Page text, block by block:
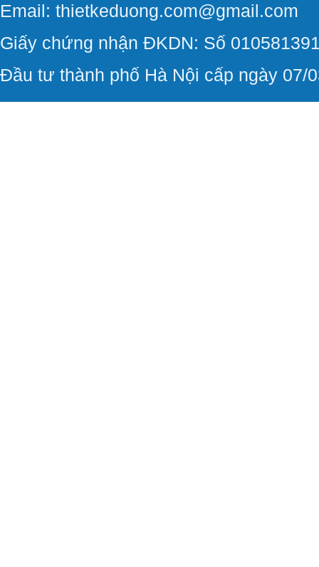
Email: thietkeduong.com@gmail.com
Giấy chứng nhận ĐKDN: Số
Đầu tư thành phố Hà Nội cấp ngày 07/